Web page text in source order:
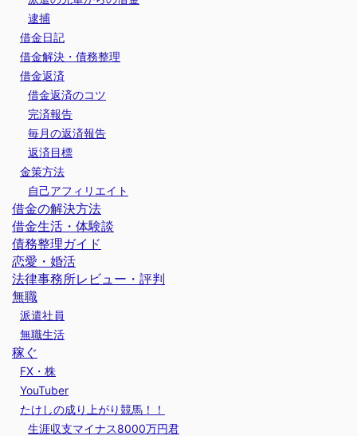
逮捕
借金日記
借金解決・債務整理
借金返済
借金返済のコツ
完済報告
毎月の返済報告
返済目標
金策方法
自己アフィリエイト
借金の解決方法
借金生活・体験談
債務整理ガイド
恋愛・婚活
法律事務所レビュー・評判
無職
派遣社員
無職生活
稼ぐ
FX・株
YouTuber
たけしの成り上がり競馬！！
生涯収支マイナス8000万円君